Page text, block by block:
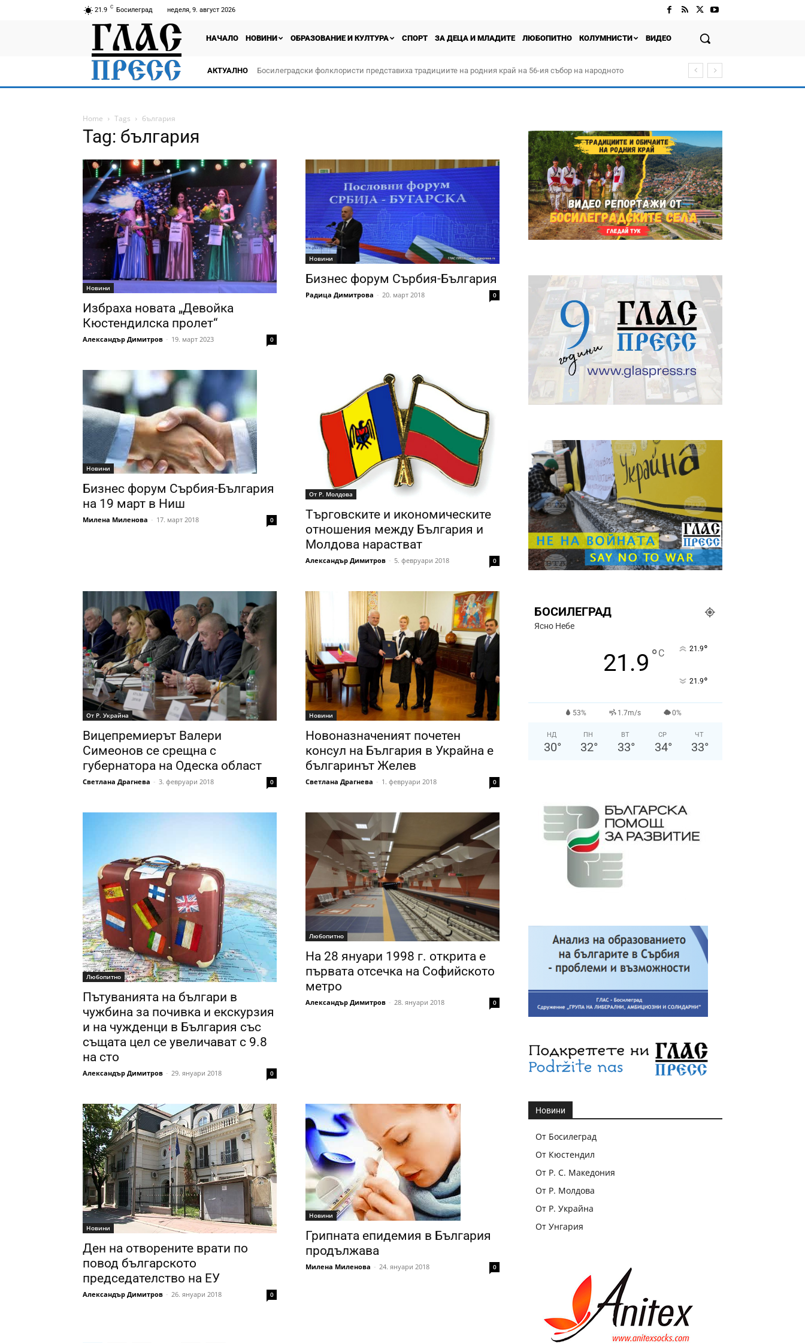
21.9 C Босилеград неделя, 9. август 2026
НАЧАЛО НОВИНИ ОБРАЗОВАНИЕ И КУЛТУРА СПОРТ ЗА ДЕЦА И МЛАДИТЕ ЛЮБОПИТНО КОЛУМНИСТИ ВИДЕО
АКТУАЛНО
Босилеградски фолклористи представиха традициите на родния край на 56-ия събор на народното
творчество „Прођох Левач, прођох Шумадију“
Home Tags българия
Tag: българия
Новини
Избраха новата „Девойка
Кюстендилска пролет“
Александър Димитров - 19. март 2023 0
Новини
Бизнес форум Сърбия-България
Радица Димитрова - 20. март 2018 0
Новини
Бизнес форум Сърбия-България
на 19 март в Ниш
Милена Миленова - 17. март 2018 0
От Р. Молдова
Търговските и икономическите
отношения между България и
Молдова нарастват
Александър Димитров - 5. февруари 2018 0
От Р. Украйна
Вицепремиерът Валери
Симеонов се срещна с
губернатора на Одеска област
Светлана Драгнева - 3. февруари 2018 0
Новини
Новоназначеният почетен
консул на България в Украйна е
българинът Желев
Светлана Драгнева - 1. февруари 2018 0
Любопитно
Пътуванията на българи в
чужбина за почивка и екскурзия
и на чужденци в България със
същата цел се увеличават с 9.8
на сто
Александър Димитров - 29. януари 2018 0
Любопитно
На 28 януари 1998 г. открита е
първата отсечка на Софийското
метро
Александър Димитров - 28. януари 2018 0
Новини
Ден на отворените врати по
повод българското
председателство на ЕУ
Александър Димитров - 26. януари 2018 0
Новини
Грипната епидемия в България
продължава
Милена Миленова - 24. януари 2018 0
БОСИЛЕГРАД
Ясно Небе
21.9 °C 21.9°
21.9°
53% 1.7m/s 0%
НД
30°
ПН
32°
ВТ
33°
СР
34°
ЧТ
33°
Новини
От Босилеград
От Кюстендил
От Р. С. Македония
От Р. Молдова
От Р. Украйна
От Унгария